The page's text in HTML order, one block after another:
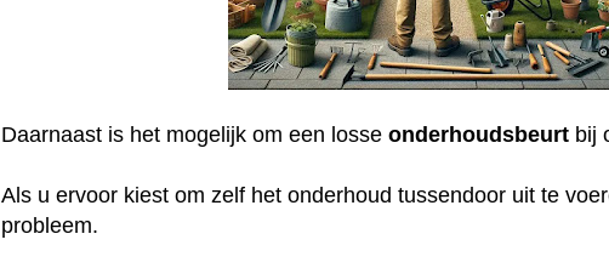
Daarnaast is het mogelijk om een losseonderhoudsbeurt bij
Als u ervoor kiest om zelf het onderhoud tussendoor uit te
probleem.